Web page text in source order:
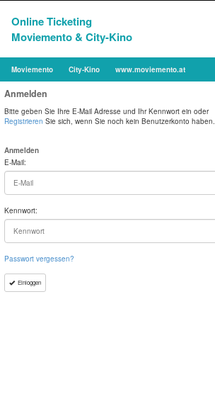
Online Ticketing
Moviemento & City-Kino
Moviemento City-Kino www.moviemento.at
Anmelden
Bitte geben Sie Ihre E-Mail Adresse und Ihr Kennwort ein oder
Registrieren Sie sich, wenn Sie noch kein Benutzerkonto haben.
Anmelden
E-Mail:
Kennwort:
Passwort vergessen?
Einloggen